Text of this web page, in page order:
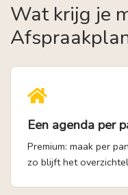
Wat krijg je
Een agenda per
Premium: maak per
zo blijft het